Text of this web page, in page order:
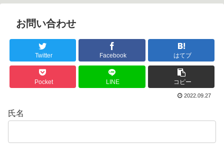
お問い合わせ
Twitter Facebook はてブ
Pocket LINE コピー
2022.09.27
氏名